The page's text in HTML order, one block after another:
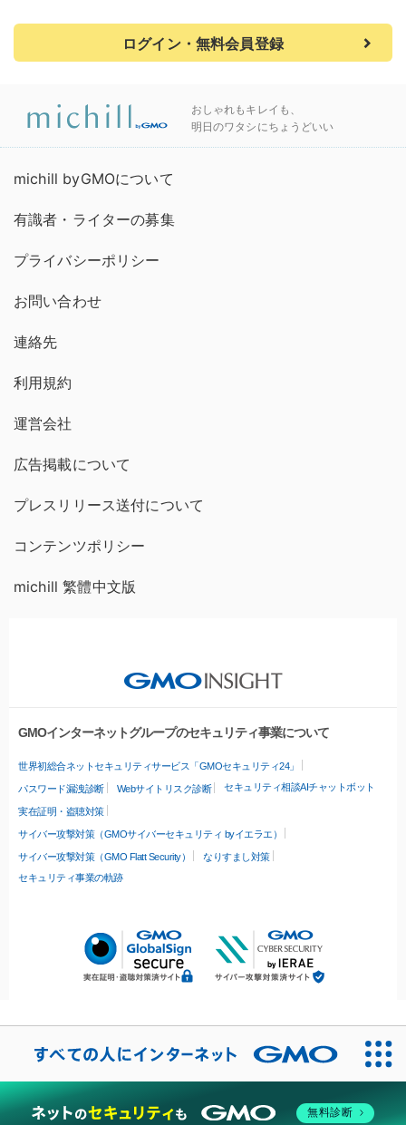
ログイン・無料会員登録
おしゃれもキレイも、
明日のワタシにちょうどいい
michill byGMOについて
有識者・ライターの募集
プライバシーポリシー
お問い合わせ
連絡先
利用規約
運営会社
広告掲載について
プレスリリース送付について
コンテンツポリシー
michill 繁體中文版
GMOインターネットグループのセキュリティ事業について
世界初総合ネットセキュリティサービス「GMOセキュリティ24」
パスワード漏洩診断 Webサイトリスク診断 セキュリティ相談AIチャットボット
実在証明・盗聴対策
サイバー攻撃対策（GMOサイバーセキュリティ byイエラエ）
サイバー攻撃対策（GMO Flatt Security）
なりすまし対策
セキュリティ事業の軌跡
無料診断